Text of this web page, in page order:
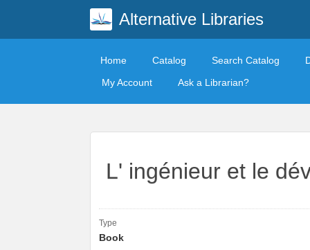
Alternative Libraries
Home Catalog Search Catalog
My Account
Ask a Librarian?
L' ingénieur et le
Type
Book